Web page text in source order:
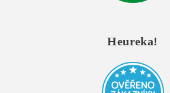
Heureka!